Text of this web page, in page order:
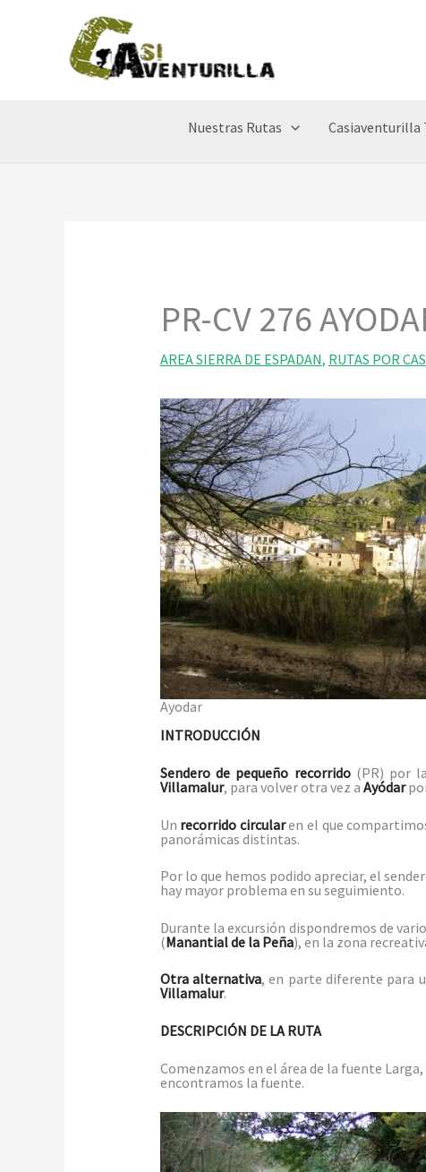
Nuestras Rutas Casiaventurilla
PR-CV 276
AREA SIERRA DE ESPADAN, RUTAS POR
Ayodar
INTRODUCCIÓN
Sendero de pequeño recorrido(PR) por la
Villamalur, para volver otra vez a Ayódar
Un recorrido circularen el que
panorámicas distintas.
Por lo que hemos podido apreciar, el
hay mayor problema en su seguimiento.
Durante la excursión dispondremos de
(Manantial de la Peña), en la zona
Otra alternativa, en parte diferente para
Villamalur.
DESCRIPCIÓN DE LA RUTA
Comenzamos en el área de la fuente
encontramos la fuente.